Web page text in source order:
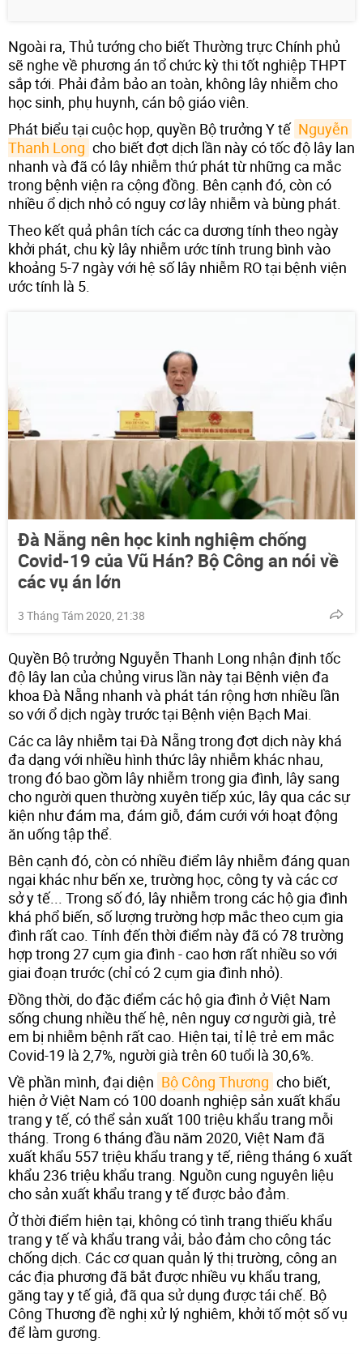
Ngoài ra, Thủ tướng cho biết Thường trực Chính phủ
sẽ nghe về phương án tổ chức kỳ thi tốt nghiệp THPT
sắp tới. Phải đảm bảo an toàn, không lây nhiễm cho
học sinh, phụ huynh, cán bộ giáo viên.
Phát biểu tại cuộc họp, quyền Bộ trưởng Y tế Nguyễn
Thanh Long cho biết đợt dịch lần này có tốc độ lây lan
nhanh và đã có lây nhiễm thứ phát từ những ca mắc
trong bệnh viện ra cộng đồng. Bên cạnh đó, còn có
nhiều ổ dịch nhỏ có nguy cơ lây nhiễm và bùng phát.
Theo kết quả phân tích các ca dương tính theo ngày
khởi phát, chu kỳ lây nhiễm ước tính trung bình vào
khoảng 5-7 ngày với hệ số lây nhiễm RO tại bệnh viện
ước tính là 5.
Đà Nẵng nên học kinh nghiệm chống
Covid-19 của Vũ Hán? Bộ Công an nói về
các vụ án lớn
3 Tháng Tám 2020, 21:38
Quyền Bộ trưởng Nguyễn Thanh Long nhận định tốc
độ lây lan của chủng virus lần này tại Bệnh viện đa
khoa Đà Nẵng nhanh và phát tán rộng hơn nhiều lần
so với ổ dịch ngày trước tại Bệnh viện Bạch Mai.
Các ca lây nhiễm tại Đà Nẵng trong đợt dịch này khá
đa dạng với nhiều hình thức lây nhiễm khác nhau,
trong đó bao gồm lây nhiễm trong gia đình, lây sang
cho người quen thường xuyên tiếp xúc, lây qua các sự
kiện như đám ma, đám giỗ, đám cưới với hoạt động
ăn uống tập thể.
Bên cạnh đó, còn có nhiều điểm lây nhiễm đáng quan
ngại khác như bến xe, trường học, công ty và các cơ
sở y tế... Trong số đó, lây nhiễm trong các hộ gia đình
khá phổ biến, số lượng trường hợp mắc theo cụm gia
đình rất cao. Tính đến thời điểm này đã có 78 trường
hợp trong 27 cụm gia đình - cao hơn rất nhiều so với
giai đoạn trước (chỉ có 2 cụm gia đình nhỏ).
Đồng thời, do đặc điểm các hộ gia đình ở Việt Nam
sống chung nhiều thế hệ, nên nguy cơ người già, trẻ
em bị nhiễm bệnh rất cao. Hiện tại, tỉ lệ trẻ em mắc
Covid-19 là 2,7%, người già trên 60 tuổi là 30,6%.
Về phần mình, đại diện Bộ Công Thương cho biết,
hiện ở Việt Nam có 100 doanh nghiệp sản xuất khẩu
trang y tế, có thể sản xuất 100 triệu khẩu trang mỗi
tháng. Trong 6 tháng đầu năm 2020, Việt Nam đã
xuất khẩu 557 triệu khẩu trang y tế, riêng tháng 6 xuất
khẩu 236 triệu khẩu trang. Nguồn cung nguyên liệu
cho sản xuất khẩu trang y tế được bảo đảm.
Ở thời điểm hiện tại, không có tình trạng thiếu khẩu
trang y tế và khẩu trang vải, bảo đảm cho công tác
chống dịch. Các cơ quan quản lý thị trường, công an
các địa phương đã bắt được nhiều vụ khẩu trang,
găng tay y tế giả, đã qua sử dụng được tái chế. Bộ
Công Thương đề nghị xử lý nghiêm, khởi tố một số vụ
để làm gương.